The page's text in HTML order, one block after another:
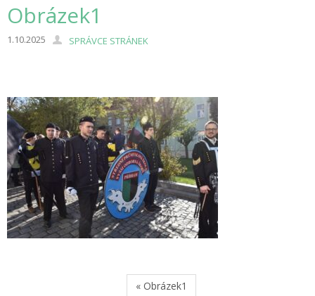
Obrázek1
1.10.2025 SPRÁVCE STRÁNEK
« Obrázek1